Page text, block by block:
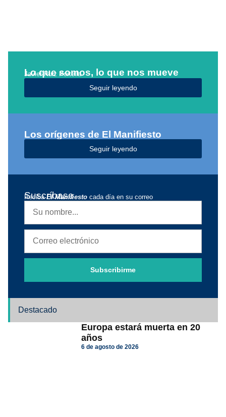
Lo que somos, lo que nos mueve
Javier Ruiz Portella
Seguir leyendo
Los orígenes de El Manifiesto
Seguir leyendo
Suscríbase
RecibaEl Manifiesto cada día en su correo
Subscribirme
Destacado
Europa estará muerta en 20
años
6 de agosto de 2026